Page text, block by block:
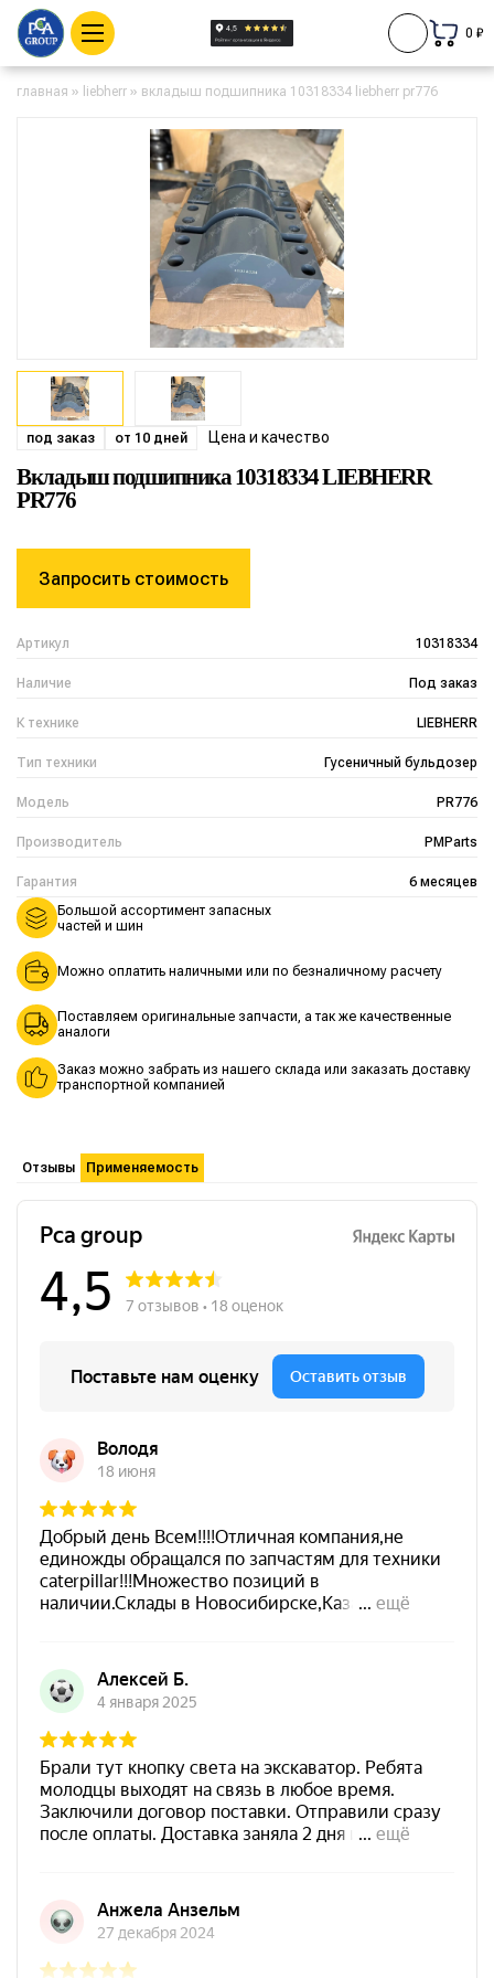
0 ₽
главная » liebherr » вкладыш подшипника 10318334 liebherr pr776
под заказ от 10 дней Цена и качество
Вкладыш подшипника 10318334 LIEBHERR
PR776
Артикул 10318334
Наличие Под заказ
К технике LIEBHERR
Тип техники Гусеничный бульдозер
Модель PR776
Производитель PMParts
Гарантия 6 месяцев
Запросить стоимость
Большой ассортимент запасных
частей и шин
Можно оплатить наличными или по безналичному расчету
Поставляем оригинальные запчасти, а так же качественные
аналоги
Заказ можно забрать из нашего склада или заказать доставку
транспортной компанией
Отзывы Применяемость